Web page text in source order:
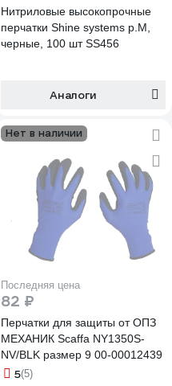
Нитриловые высокопрочные
перчатки Shine systems р.M,
черные, 100 шт SS456
Аналоги
Нет в наличии
Последняя цена
82 ₽
Перчатки для защиты от ОПЗ
МЕХАНИК Scaffa NY1350S-
NV/BLK размер 9 00-00012439
5(5)